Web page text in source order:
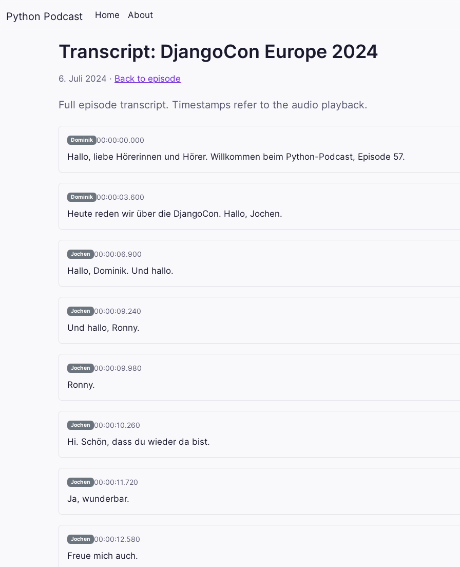
Python Podcast Home About
Transcript: DjangoCon Europe 2024
6. Juli 2024 · Back to episode
Full episode transcript. Timestamps refer to the audio playback.
Dominik 00:00:00.000
Hallo, liebe Hörerinnen und Hörer. Willkommen beim Python-Podcast, Episode 57.
Dominik 00:00:03.600
Heute reden wir über die DjangoCon. Hallo, Jochen.
Jochen 00:00:06.900
Hallo, Dominik. Und hallo.
Jochen 00:00:09.240
Und hallo, Ronny.
Jochen 00:00:09.980
Ronny.
Jochen 00:00:10.260
Hi. Schön, dass du wieder da bist.
Jochen 00:00:11.720
Ja, wunderbar.
Jochen 00:00:12.580
Freue mich auch.